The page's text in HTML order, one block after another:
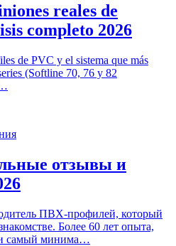
reales de
completo 2026
de PVC y el sistema que más
(Softline 70, 76 y 82
отзывы и
ПВХ-профилей, который
Более 60 лет опыта,
и самый минима…